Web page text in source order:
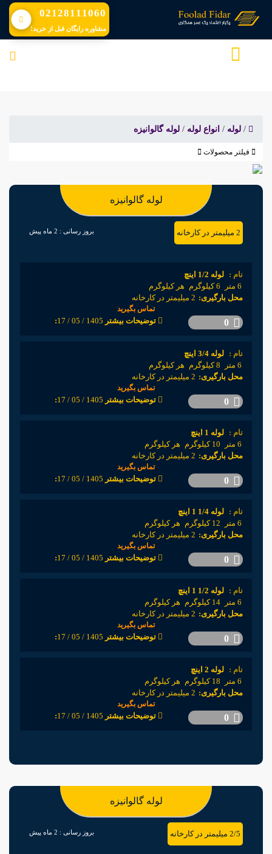
02128111060
مشاوره رایگان قبل از خرید!
/ لوله / انواع لوله / لوله گالوانیزه
فیلتر محصولات
لوله گالوانیزه
2 میلیمتر در کارخانه بروز رسانی : 2 ماه پیش
نام : لوله 1/2 اینچ
6 متر
6 کیلوگرم
هر کیلوگرم
محل بارگیری: 2 میلیمتر در کارخانه
تماس بگیرید
:توضیحات بیشتر
نام : لوله 3/4 اینچ
6 متر
8 کیلوگرم
هر کیلوگرم
محل بارگیری: 2 میلیمتر در کارخانه
تماس بگیرید
:توضیحات بیشتر
نام : لوله 1 اینچ
6 متر
10 کیلوگرم
هر کیلوگرم
محل بارگیری: 2 میلیمتر در کارخانه
تماس بگیرید
:توضیحات بیشتر
نام : لوله 1/4 1 اینچ
6 متر
12 کیلوگرم
هر کیلوگرم
محل بارگیری: 2 میلیمتر در کارخانه
تماس بگیرید
:توضیحات بیشتر
نام : لوله 1/2 1 اینچ
6 متر
14 کیلوگرم
هر کیلوگرم
محل بارگیری: 2 میلیمتر در کارخانه
تماس بگیرید
:توضیحات بیشتر
نام : لوله 2 اینچ
6 متر
18 کیلوگرم
هر کیلوگرم
محل بارگیری: 2 میلیمتر در کارخانه
تماس بگیرید
:توضیحات بیشتر
لوله گالوانیزه
2/5 میلیمتر در کارخانه بروز رسانی : 2 ماه پیش